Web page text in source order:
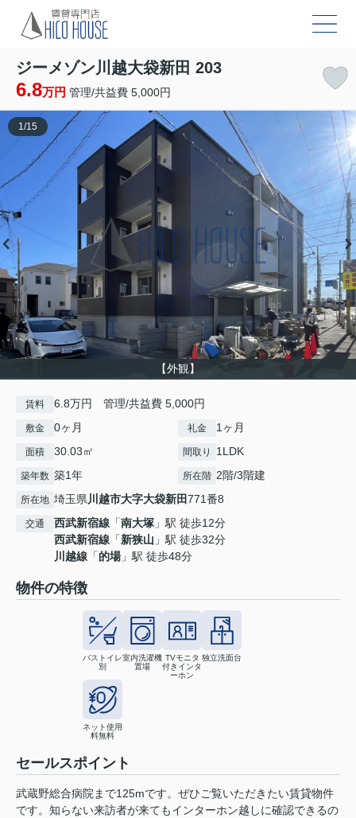
ジーメゾン川越大袋新田 203
6.8万円 管理/共益費 5,000円
【外観】
1 /15
賃料 6.8万円 管理/共益費 5,000円
敷金 0ヶ月 礼金 1ヶ月
面積 30.03㎡ 間取り 1LDK
築年数 築1年 所在階 2階/3階建
所在地 埼玉県川越市大字大袋新田771番8
交通 西武新宿線 「南大塚 」駅 徒歩12分
西武新宿線 「新狭山 」駅 徒歩32分
川越線 「的場」駅 徒歩48分
物件の特徴
バストイレ
別
室内洗濯機
置場
TVモニタ
付きインタ
ーホン
独立洗面台
ネット使用
料無料
セールスポイント
武蔵野総合病院まで125mです。ぜひご覧いただきたい賃貸物件
です。知らない来訪者が来てもインターホン越しに確認できるの